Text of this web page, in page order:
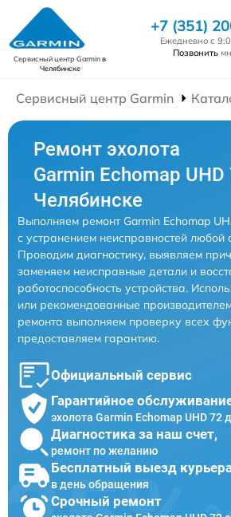
Сервисный центр Garminв
Челябинске
+7 (351)
Ежедневно с
Позвонить
Сервисный центр Garmin
Ремонт эхолота
Garmin Echomap UHD
Челябинске
Выполняем ремонт Garmin Echomap
с устранением неисправностей любой
Проводим диагностику, выявляем
заменяем неисправные детали и
работоспособность устройства.
или рекомендованные
ремонта выполняем проверку всех
предоставляем гарантию.
Официальный сервис
Гарантийное
эхолота Garmin Echomap UHD 72
Диагностика за наш счет,
ремонт по желанию
Бесплатный выезд
в день обращения
Срочный ремонт